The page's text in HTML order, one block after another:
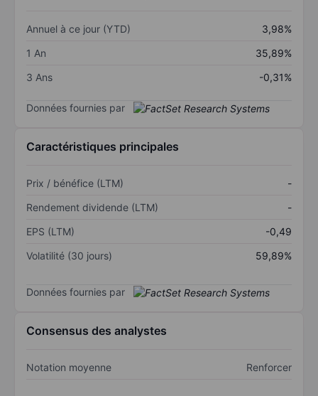
Annuel à ce jour (YTD)
3,98%
1 An
35,89%
3 Ans
-0,31%
Données fournies par
Caractéristiques principales
Prix / bénéfice (LTM)
-
Rendement dividende (LTM)
-
EPS (LTM)
-0,49
Volatilité (30 jours)
59,89%
Données fournies par
Consensus des analystes
Notation moyenne Renforcer